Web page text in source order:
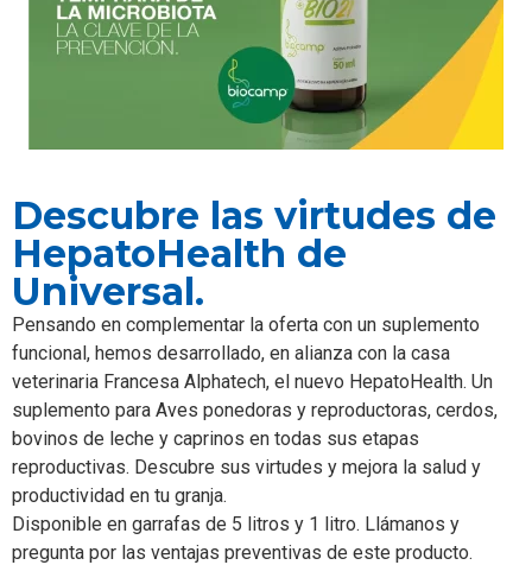
Descubre las virtudes de
HepatoHealth de
Universal.
Pensando en complementar la oferta con un suplemento
funcional, hemos desarrollado, en alianza con la casa
veterinaria Francesa Alphatech, el nuevo HepatoHealth. Un
suplemento para Aves ponedoras y reproductoras, cerdos,
bovinos de leche y caprinos en todas sus etapas
reproductivas. Descubre sus virtudes y mejora la salud y
productividad en tu granja.
Disponible en garrafas de 5 litros y 1 litro. Llámanos y
pregunta por las ventajas preventivas de este producto.